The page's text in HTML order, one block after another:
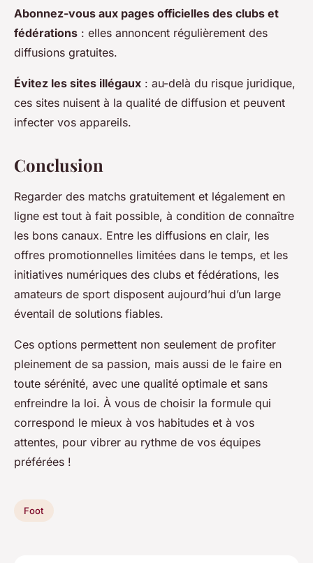
Abonnez-vous aux pages officielles des clubs et
fédérations : elles annoncent régulièrement des
diffusions gratuites.
Évitez les sites illégaux : au-delà du risque juridique,
ces sites nuisent à la qualité de diffusion et peuvent
infecter vos appareils.
Conclusion
Regarder des matchs gratuitement et légalement en
ligne est tout à fait possible, à condition de connaître
les bons canaux. Entre les diffusions en clair, les
offres promotionnelles limitées dans le temps, et les
initiatives numériques des clubs et fédérations, les
amateurs de sport disposent aujourd’hui d’un large
éventail de solutions fiables.
Ces options permettent non seulement de profiter
pleinement de sa passion, mais aussi de le faire en
toute sérénité, avec une qualité optimale et sans
enfreindre la loi. À vous de choisir la formule qui
correspond le mieux à vos habitudes et à vos
attentes, pour vibrer au rythme de vos équipes
préférées !
Foot